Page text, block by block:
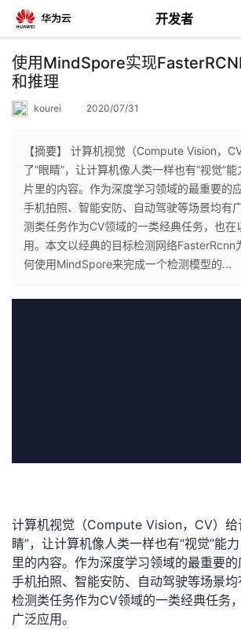
开发者
返
回
个
人
主
页
我
的
开
客
论
坛
的
圈
子
我
的
直
我
的
我
使用MindSpore实现
和推理
kourei 2020/07/31
【摘要】 计算机视觉（Compute Vision，
了“眼睛”，让计算机像人类一样也有“视觉”能
片里的内容。作为深度学习领域的最重要的
手机拍照、智能安防、自动驾驶等场景均有
测类任务作为CV领域的一类经典任务，也在
用。本文以经典的目标检测网络FasterRcnn
何使用MindSpore来完成一个检测模型的...
计算机视觉（Compute Vision，CV）给
睛”，让计算机像人类一样也有“视觉”能
里的内容。作为深度学习领域的最重要
手机拍照、智能安防、自动驾驶等场景
检测类任务作为CV领域的一类经典任务
广泛应用。